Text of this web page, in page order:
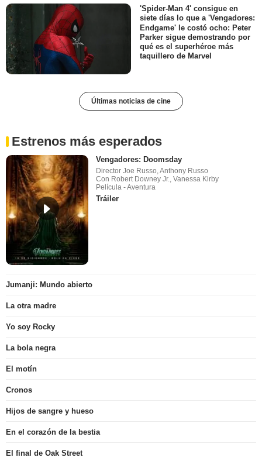
'Spider-Man 4' consigue en
siete días lo que a 'Vengadores:
Endgame' le costó ocho: Peter
Parker sigue demostrando por
qué es el superhéroe más
taquillero de Marvel
Últimas noticias de cine
Estrenos más esperados
Vengadores: Doomsday
Director Joe Russo, Anthony Russo
Con Robert Downey Jr., Vanessa Kirby
Película - Aventura
Tráiler
Jumanji: Mundo abierto
La otra madre
Yo soy Rocky
La bola negra
El motín
Cronos
Hijos de sangre y hueso
En el corazón de la bestia
El final de Oak Street